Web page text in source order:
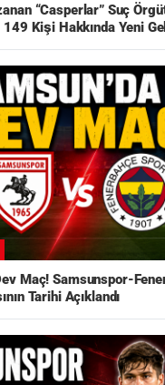
“Casperlar” Suç Örgütü
149 Kişi Hakkında Yeni
Maç! Samsunspor-
Tarihi Açıklandı